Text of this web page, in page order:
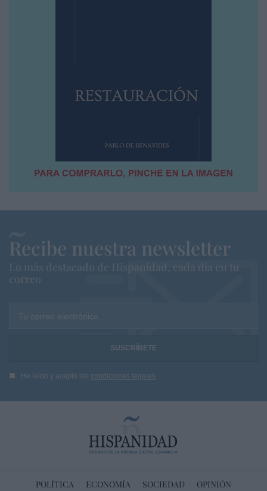
Recibe nuestra newsletter
Lo más destacado de Hispanidad, cada dia en tu
correo
Tu correo electrónico...
He leído y acepto las condiciones legales
POLÍTICA ECONOMÍA SOCIEDAD OPINIÓN